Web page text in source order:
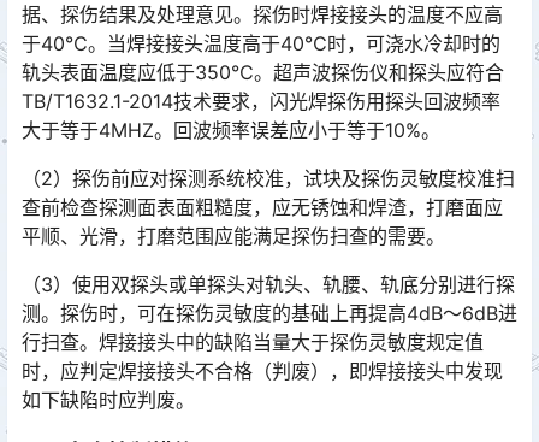
据、探伤结果及处理意见。探伤时焊接接头的温度不应高
于40℃。当焊接接头温度高于40℃时，可浇水冷却时的
轨头表面温度应低于350℃。超声波探伤仪和探头应符合
TB/T1632.1-2014技术要求，闪光焊探伤用探头回波频率
大于等于4MHZ。回波频率误差应小于等于10%。󠅅󠅃󠄵󠅂󠄪󠇖󠆨󠆨󠇕󠆞󠆒󠅬󠇘󠆭󠆘󠇙󠆝󠅵󠇗󠆭󠆁󠄐󠇗󠅹󠅸󠇖󠆍󠅳󠇖󠅹󠅰󠇖󠆌󠅹
（2）探伤前应对探测系统校准，试块及探伤灵敏度校准扫
查前检查探测面表面粗糙度，应无锈蚀和焊渣，打磨面应
平顺、光滑，打磨范围应能满足探伤扫查的需要。
（3）使用双探头或单探头对轨头、轨腰、轨底分别进行探
测。探伤时，可在探伤灵敏度的基础上再提高4dB～6dB进
行扫查。焊接接头中的缺陷当量大于探伤灵敏度规定值
时，应判定焊接接头不合格（判废），即焊接接头中发现
如下缺陷时应判废。󠅅󠅃󠄵󠅂󠄪󠇖󠆨󠆨󠇕󠆞󠆒󠅬󠇘󠆭󠆘󠇙󠆝󠅵󠇗󠆭󠆁󠄐󠇗󠅹󠅸󠇖󠆍󠅳󠇖󠅹󠅰󠇖󠆌󠅹